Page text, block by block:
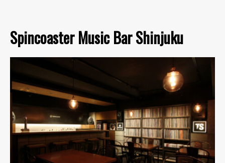
Spincoaster Music Bar Shinjuku